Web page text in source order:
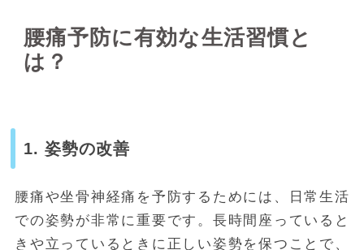
腰痛予防に有効な生活習慣と
は？
1. 姿勢の改善
腰痛や坐骨神経痛を予防するためには、日常生活
での姿勢が非常に重要です。長時間座っていると
きや立っているときに正しい姿勢を保つことで、